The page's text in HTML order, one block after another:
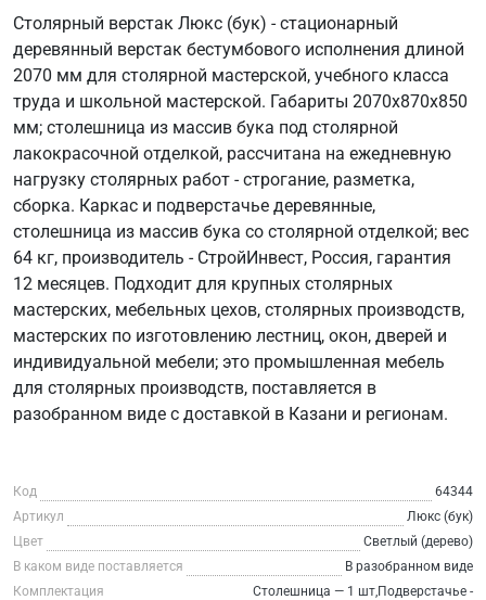
Столярный верстак Люкс (бук) - стационарный
деревянный верстак бестумбового исполнения длиной
2070 мм для столярной мастерской, учебного класса
труда и школьной мастерской. Габариты 2070х870х850
мм; столешница из массив бука под столярной
лакокрасочной отделкой, рассчитана на ежедневную
нагрузку столярных работ - строгание, разметка,
сборка. Каркас и подверстачье деревянные,
столешница из массив бука со столярной отделкой; вес
64 кг, производитель - СтройИнвест, Россия, гарантия
12 месяцев. Подходит для крупных столярных
мастерских, мебельных цехов, столярных производств,
мастерских по изготовлению лестниц, окон, дверей и
индивидуальной мебели; это промышленная мебель
для столярных производств, поставляется в
разобранном виде с доставкой в Казани и регионам.
Код
64344
Артикул
Люкс (бук)
Цвет
Светлый (дерево)
В каком виде поставляется
В разобранном виде
Комплектация
Столешница — 1 шт,Подверстачье -